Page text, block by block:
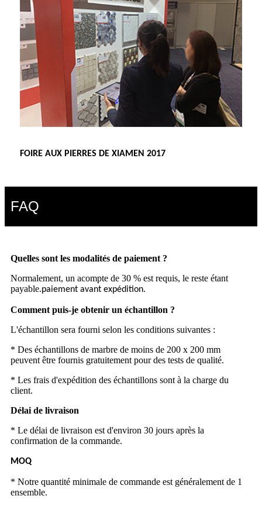
FOIRE AUX PIERRES DE XIAMEN 2017
FAQ
Quelles sont les modalités de paiement ?
Normalement, un acompte de 30 % est requis, le reste étant
payable.paiement avant expédition.
Comment puis-je obtenir un échantillon ?
L'échantillon sera fourni selon les conditions suivantes :
* Des échantillons de marbre de moins de 200 x 200 mm
peuvent être fournis gratuitement pour des tests de qualité.
* Les frais d'expédition des échantillons sont à la charge du
client.
Délai de livraison
* Le délai de livraison est d'environ 30 jours après la
confirmation de la commande.
MOQ
* Notre quantité minimale de commande est généralement de 1
ensemble.